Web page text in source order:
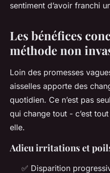
sentiment d’avoir franchi
Les bénéfices
méthode non
Loin des promesses
aisselles apporte des
quotidien. Ce n’est pas
qui change tout - c’est
elle.
Adieu irritations et
✅ Disparition